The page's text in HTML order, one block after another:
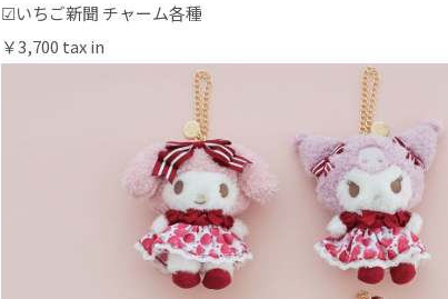
☑いちご新聞 チャーム各種
￥3,700 tax in